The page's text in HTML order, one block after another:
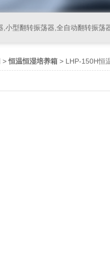
小型翻转振荡器,全自动翻转振荡
>恒温恒湿培养箱 > LHP-150H恒